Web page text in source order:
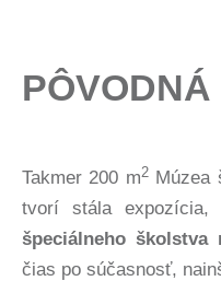
PÔVODNÁ
Takmer 200 m2Múzea
tvorí stála expozícia,
špeciálneho školstva
čias po súčasnosť,